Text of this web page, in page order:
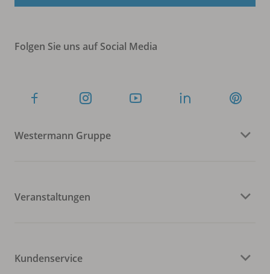
Folgen Sie uns auf Social Media
Westermann Gruppe
Veranstaltungen
Kundenservice